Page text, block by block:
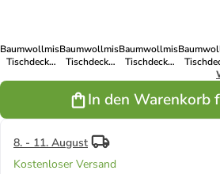
Baumwollmischung
Tischdecke
Baumwollmischung
Tischdecke
Baumwollmischung
Tischdecke
Essen
In den Warenkorb
8. - 11. August
Kostenloser Versand